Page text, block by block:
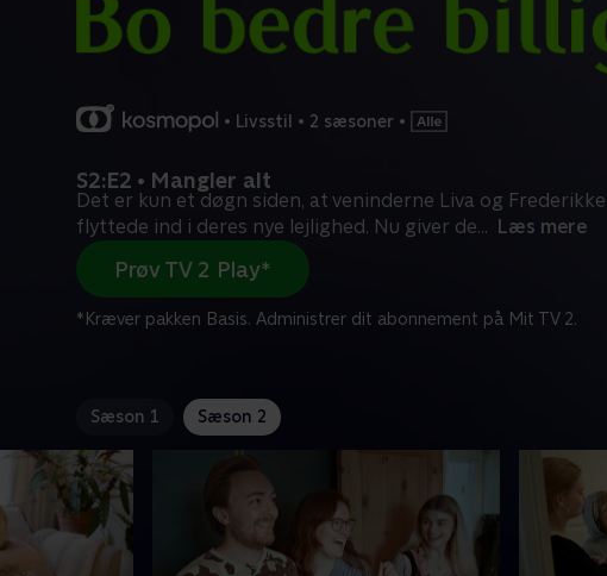
• Livsstil • 2 sæsoner •
S2:E2 • Mangler alt
Det er kun et døgn siden, at veninderne Liva og Frederikke
flyttede ind i deres nye lejlighed. Nu giver de... Læs mere
Prøv TV 2 Play*
*Kræver pakken Basis. Administrer dit abonnement på Mit TV 2.
Sæson 1 Sæson 2